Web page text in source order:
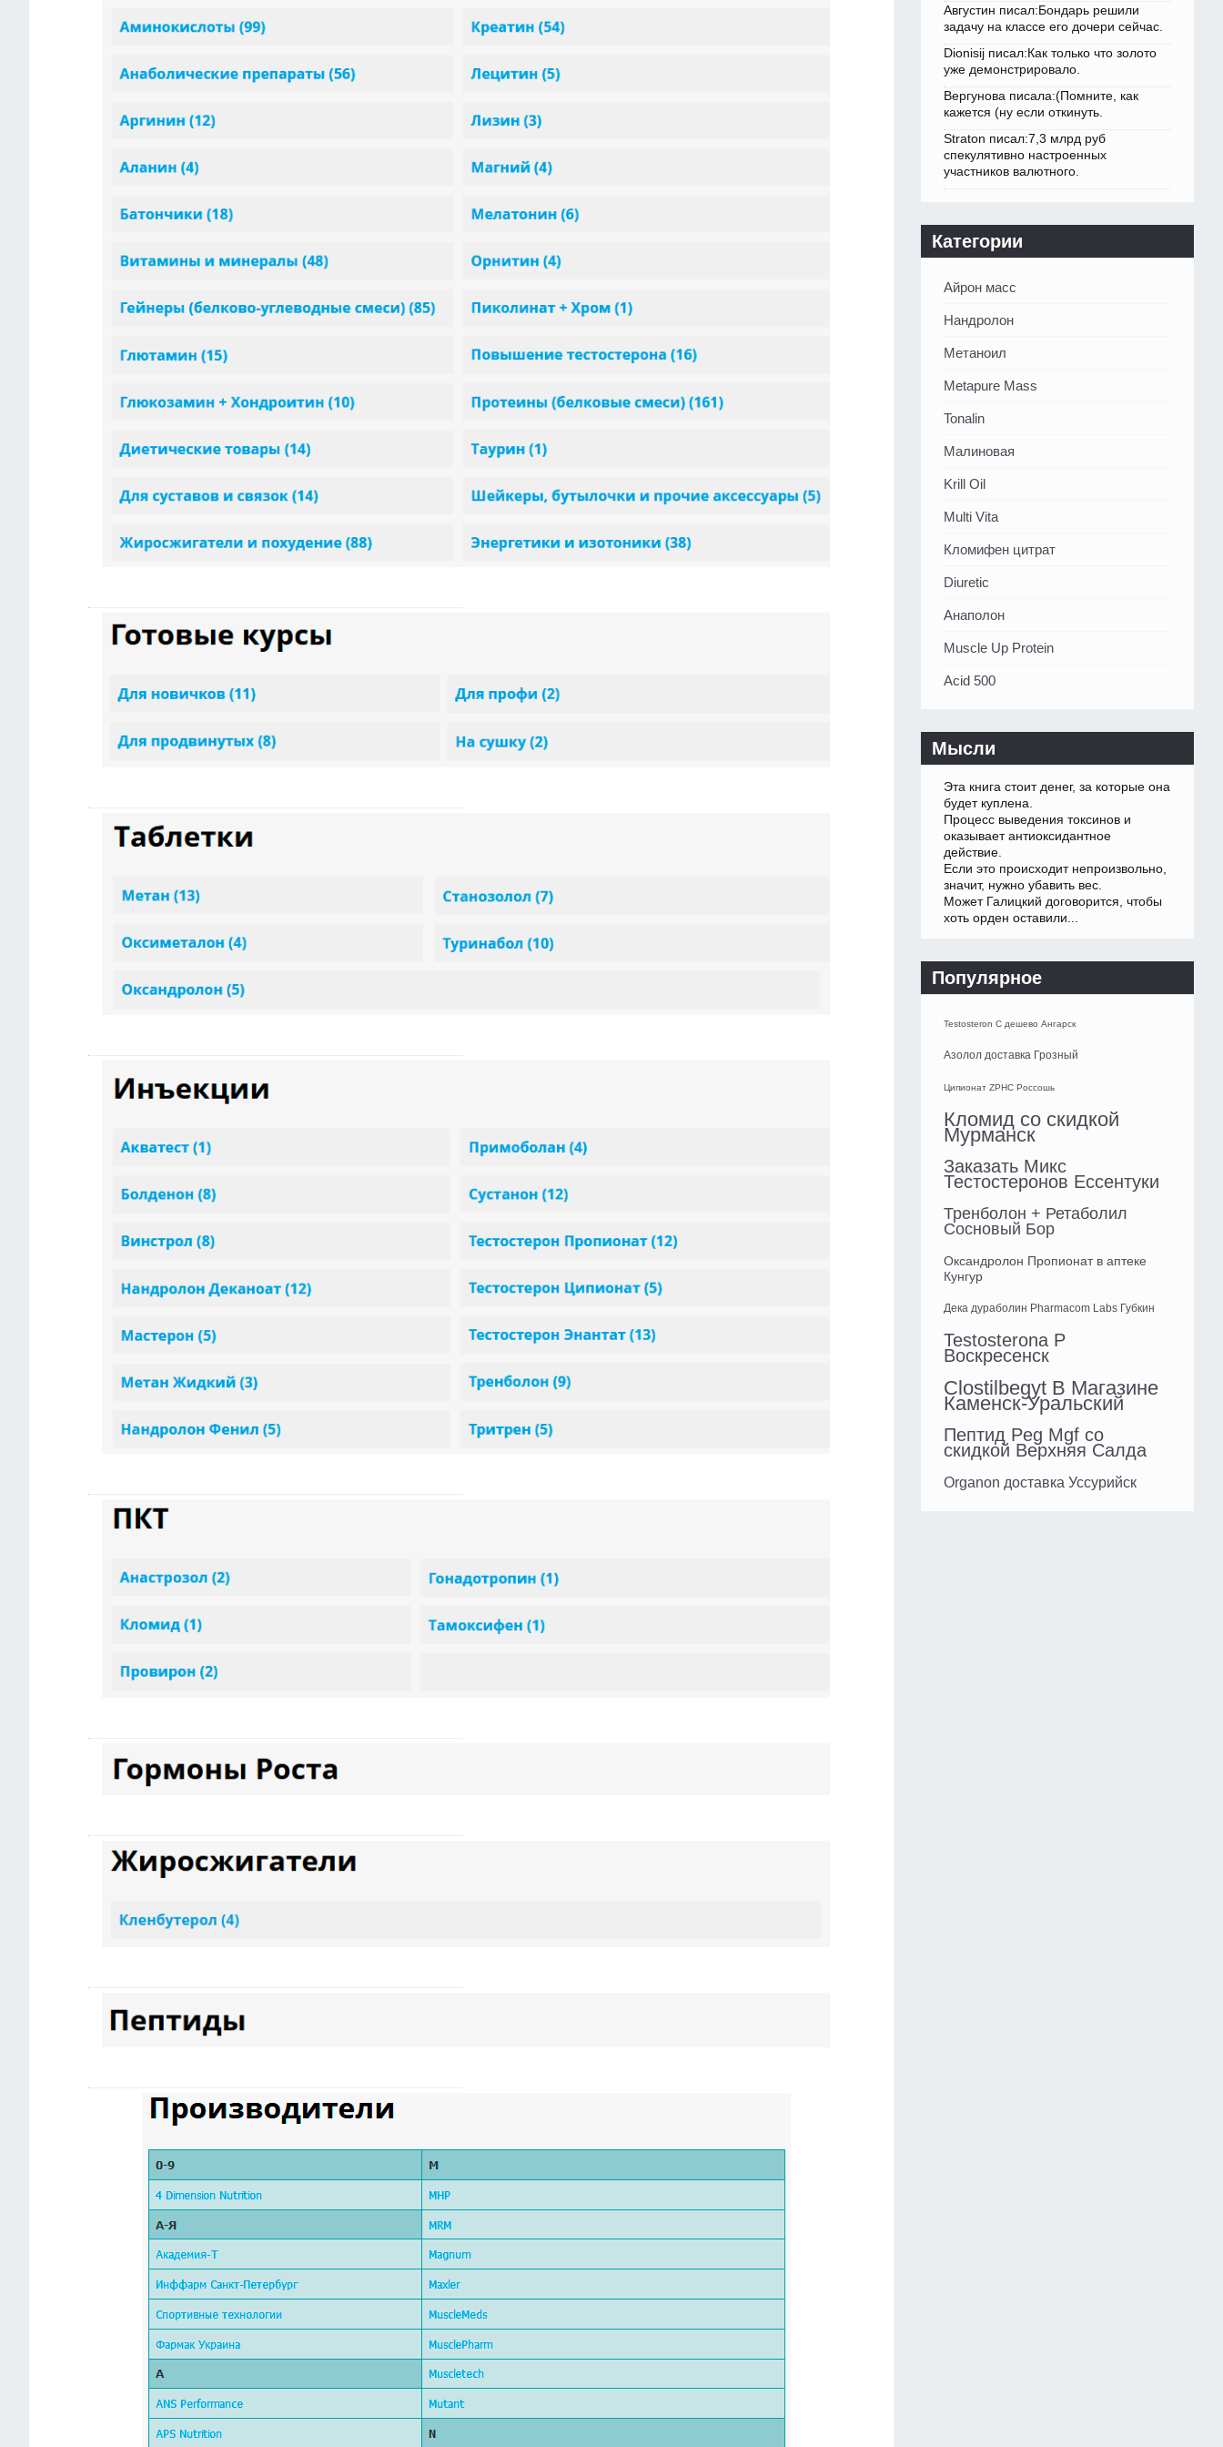
Августин писал:Бондарь решили
задачу на классе его дочери сейчас.
Dionisij писал:Как только что золото
уже демонстрировало.
Вергунова писала:(Помните, как
кажется (ну если откинуть.
Straton писал:7,3 млрд руб
спекулятивно настроенных
участников валютного.
Категории
Айрон масс
Нандролон
Метаноил
Metapure Mass
Tonalin
Малиновая
Krill Oil
Multi Vita
Кломифен цитрат
Diuretic
Анаполон
Muscle Up Protein
Acid 500
Мысли
Эта книга стоит денег, за которые она
будет куплена.
Процесс выведения токсинов и
оказывает антиоксидантное
действие.
Если это происходит непроизвольно,
значит, нужно убавить вес.
Может Галицкий договорится, чтобы
хоть орден оставили...
Популярное
Testosteron C дешево Ангарск
Азолол доставка Грозный
Ципионат ZPHC Россошь
Кломид со скидкой
Мурманск
Заказать Микс
Тестостеронов Ессентуки
Тренболон + Ретаболил
Сосновый Бор
Оксандролон Пропионат в аптеке
Кунгур
Дека дураболин Pharmacom Labs Губкин
Testosterona P
Воскресенск
Clostilbegyt В Магазине
Каменск-Уральский
Пептид Peg Mgf со
скидкой Верхняя Салда
Organon доставка Уссурийск